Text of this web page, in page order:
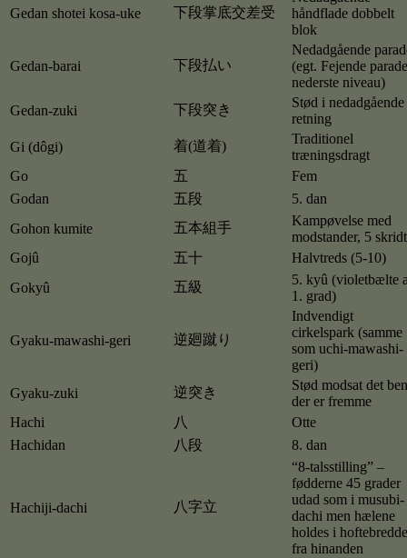
Gedan shotei kosa-uke 下段掌底交差受
håndflade dobbelt
blok
Gedan-barai 下段払い
Nedadgående
(egt. Fejende parade
nederste niveau)
Gedan-zuki
下段突き
Stød i nedadgående
retning
Gi (dôgi)
着(道着)
Traditionel
træningsdragt
Go
五
Fem
Godan
五段
5. dan
Gohon kumite
五本組手
Kampøvelse med
modstander, 5 skridt
Gojû
五十
Halvtreds (5-10)
Gokyû
五級
5. kyû (violetbælte
1. grad)
Gyaku-mawashi-geri 逆廻蹴り
Indvendigt
cirkelspark (samme
som uchi-mawashi-
geri)
Gyaku-zuki
逆突き
Stød modsat det ben
der er fremme
Hachi
八
Otte
Hachidan
八段 8. dan
Hachiji-dachi 八字立
“8-talsstilling” –
fødderne 45 grader
udad som i musubi-
dachi men hælene
holdes i hoftebredde
fra hinanden